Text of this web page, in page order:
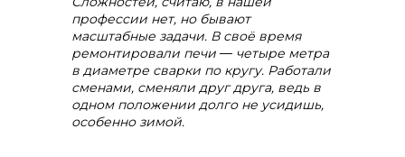
info@vostokcement.ru
профессии нет, но бывают
масштабные задачи. В своё время
ремонтировали печи — четыре метра
в диаметре сварки по кругу. Работали
сменами, сменяли друг друга, ведь в
одном положении долго не усидишь,
особенно зимой.